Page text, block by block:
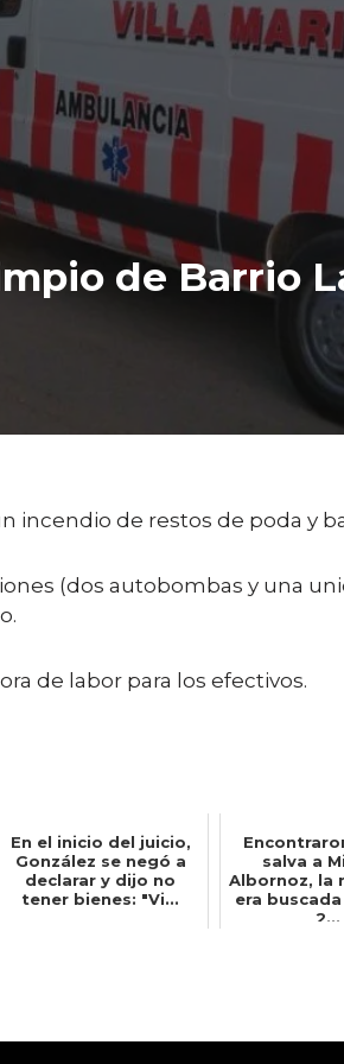
de Barrio
incendio de restos de poda y
(dos autobombas y una
de labor para los efectivos.
En el inicio del juicio,
González se negó a
declarar y dijo no
tener bienes: "Vi...
salva a
Albornoz, la
era
2...